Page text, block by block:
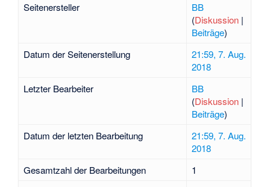
Seitenersteller
BB
(Diskussion|
Beiträge)
Datum der Seitenerstellung
21:59, 7. Aug.
2018
Letzter Bearbeiter
BB
(Diskussion|
Beiträge)
Datum der letzten Bearbeitung
21:59, 7. Aug.
2018
Gesamtzahl der Bearbeitungen
1